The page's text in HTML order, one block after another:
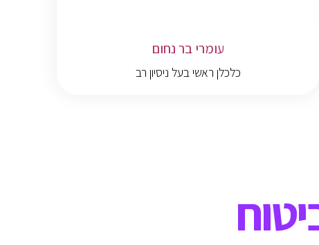
עומרי בר נחום
כלכלן ראשי בעל ניסיון רב